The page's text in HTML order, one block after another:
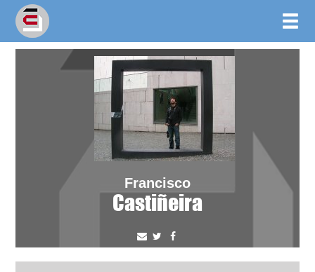
Francisco
Castiñeira